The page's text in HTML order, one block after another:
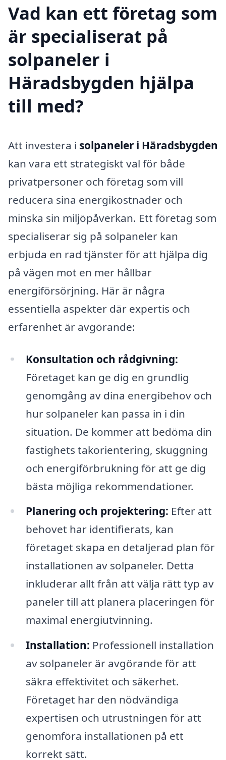
Vad kan ett företag som
är specialiserat på
solpaneler i
Häradsbygden hjälpa
till med?
Att investera i solpaneler i Häradsbygden
kan vara ett strategiskt val för både
privatpersoner och företag som vill
reducera sina energikostnader och
minska sin miljöpåverkan. Ett företag som
specialiserar sig på solpaneler kan
erbjuda en rad tjänster för att hjälpa dig
på vägen mot en mer hållbar
energiförsörjning. Här är några
essentiella aspekter där expertis och
erfarenhet är avgörande:
Konsultation och rådgivning:
Företaget kan ge dig en grundlig
genomgång av dina energibehov och
hur solpaneler kan passa in i din
situation. De kommer att bedöma din
fastighets takorientering, skuggning
och energiförbrukning för att ge dig
bästa möjliga rekommendationer.
Planering och projektering: Efter att
behovet har identifierats, kan
företaget skapa en detaljerad plan för
installationen av solpaneler. Detta
inkluderar allt från att välja rätt typ av
paneler till att planera placeringen för
maximal energiutvinning.
Installation: Professionell installation
av solpaneler är avgörande för att
säkra effektivitet och säkerhet.
Företaget har den nödvändiga
expertisen och utrustningen för att
genomföra installationen på ett
korrekt sätt.